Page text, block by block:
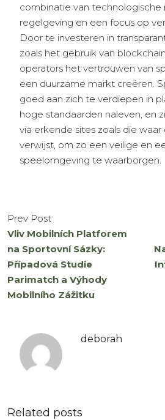
combinatie van technologische
regelgeving en een focus op
Door te investeren in
zoals het gebruik van
operators het vertrouwen van
een duurzame markt creëren.
goed aan zich te verdiepen in
hoge standaarden naleven, en
via erkende sites zoals die
verwijst, om zo een veilige en
speelomgeving te waarborgen.
Prev Post
Vliv Mobilních Platforem
na Sportovní Sázky:
Případová Studie
Parimatch a Výhody
Mobilního Zážitku
deborah
Related posts